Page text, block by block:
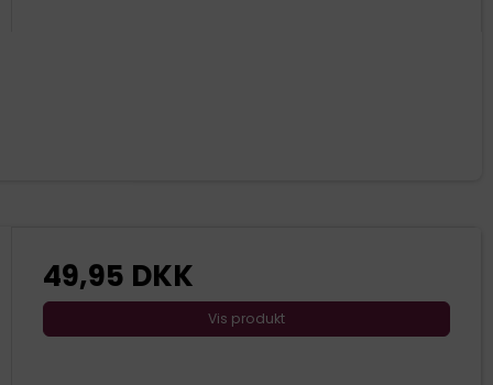
49,95 DKK
Vis produkt